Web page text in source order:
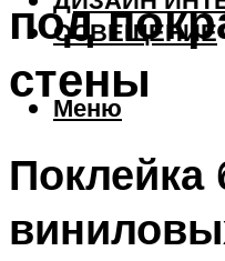
ОСВЕЩЕНИЕ
Меню
под
стены